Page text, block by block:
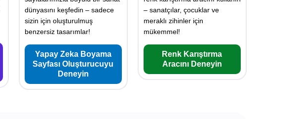
dünyasını keşfedin – sadece
sizin için oluşturulmuş
benzersiz tasarımlar!
Yapay Zeka Boyama
Sayfası Oluşturucuyu
Deneyin
– sanatçılar, çocuklar ve
meraklı zihinler için
mükemmel!
Renk Karıştırma
Aracını Deneyin